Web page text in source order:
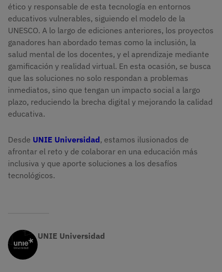
ético y responsable de esta tecnología en entornos
educativos vulnerables, siguiendo el modelo de la
UNESCO. A lo largo de ediciones anteriores, los proyectos
ganadores han abordado temas como la inclusión, la
salud mental de los docentes, y el aprendizaje mediante
gamificación y realidad virtual. En esta ocasión, se busca
que las soluciones no solo respondan a problemas
inmediatos, sino que tengan un impacto social a largo
plazo, reduciendo la brecha digital y mejorando la calidad
educativa.
Desde UNIE Universidad, estamos ilusionados de
afrontar el reto y de colaborar en una educación más
inclusiva y que aporte soluciones a los desafíos
tecnológicos.
UNIE Universidad